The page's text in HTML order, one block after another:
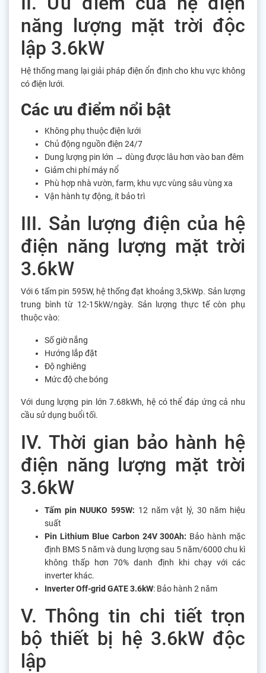
năng lượng mặt trời độc
lập 3.6kW
Hệ thống mang lại giải pháp điện ổn định cho khu vực không
có điện lưới.
Các ưu điểm nổi bật
Không phụ thuộc điện lưới
Chủ động nguồn điện 24/7
Dung lượng pin lớn → dùng được lâu hơn vào ban đêm
Giảm chi phí máy nổ
Phù hợp nhà vườn, farm, khu vực vùng sâu vùng xa
Vận hành tự động, ít bảo trì
III. Sản lượng điện của hệ
điện năng lượng mặt trời
3.6kW
Với 6 tấm pin 595W, hệ thống đạt khoảng 3,5kWp. Sản lượng
trung bình từ 12-15kW/ngày. Sản lượng thực tế còn phụ
thuộc vào:
Số giờ nắng
Hướng lắp đặt
Độ nghiêng
Mức độ che bóng
Với dung lượng pin lớn 7.68kWh, hệ có thể đáp ứng cả nhu
cầu sử dụng buổi tối.
IV. Thời gian bảo hành hệ
điện năng lượng mặt trời
3.6kW
Tấm pin NUUKO 595W: 12 năm vật lý, 30 năm hiệu
suất
Pin Lithium Blue Carbon 24V 300Ah: Bảo hành mặc
định BMS 5 năm và dung lượng sau 5 năm/6000 chu kì
không thấp hơn 70% danh định khi chạy với các
inverter khác.
Inverter Off-grid GATE 3.6kW: Bảo hành 2 năm
V. Thông tin chi tiết trọn
bộ thiết bị hệ 3.6kW độc
lập